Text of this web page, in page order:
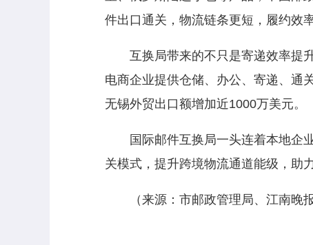
件出口通关，物流链条更短，履约效率
互换局带来的不只是寄递效率提升
电商企业提供仓储、办公、寄递、通
无锡外贸出口额增加近1000万美元。
国际邮件互换局一头连着本地企业
关模式，提升跨境物流通道能级，助
（来源：市邮政管理局、江南晚报